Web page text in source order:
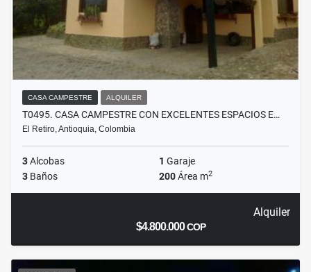
CASA CAMPESTRE ALQUILER
T0495. CASA CAMPESTRE CON EXCELENTES ESPACIOS E…
El Retiro, Antioquia, Colombia
3Alcobas 1 Garaje
3 Baños 200Área m2
Alquiler
$4.800.000COP